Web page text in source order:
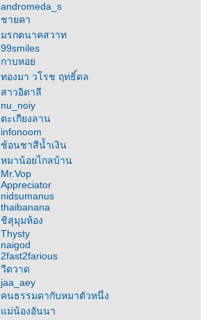
andromeda_s
ชายคา
มรกตนาคสวาท
99smiles
กาบหอ
ทองมา วโรช ฤทธิ์ดล
สาวอิตาลี
nu_noiy
ตะเกียงลาน
infonoom
ช้อนชาสีน้ำเงิน
หมาน้อยไกลบ้าน
Mr.Vop
Appreciator
nidsumanus
thaibanana
ชิสุมุมห้อง
Thysty
naigod
2fast2farious
วีดวาด
jaa_aey
คนธรรมดากับหมาตัวหนึ่ง
ม่น้องอันนา